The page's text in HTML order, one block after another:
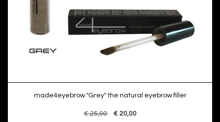
made4eyebrow "Grey" the natural eyebrow filler
€ 25,00 € 20,00